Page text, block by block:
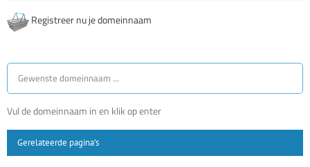
Registreer nu je domeinnaam
Vul de domeinnaam in en klik op enter
Gerelateerde pagina’s